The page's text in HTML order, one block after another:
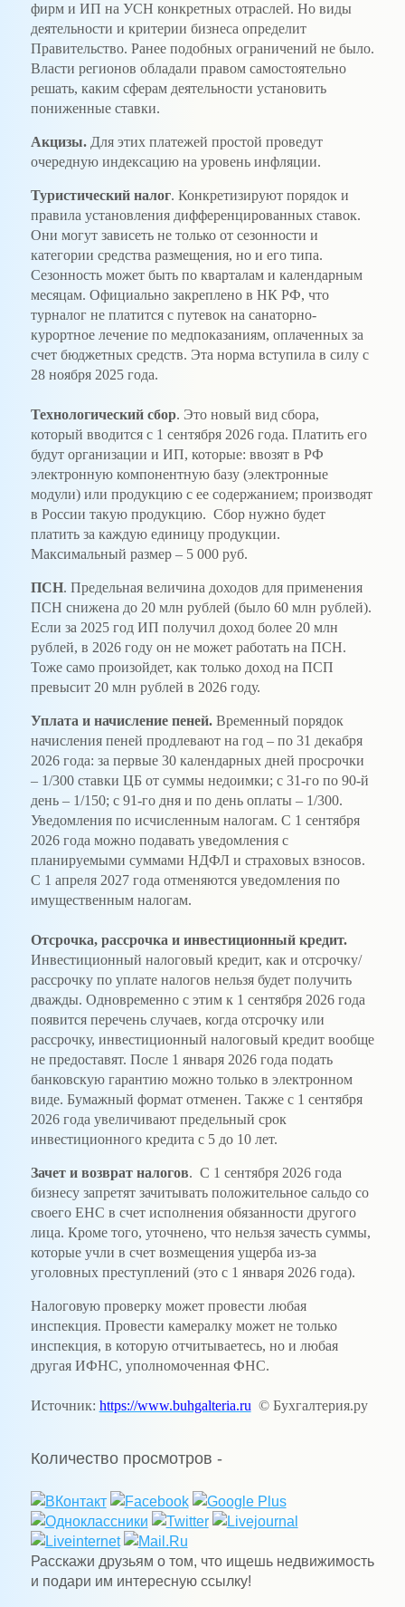
фирм и ИП на УСН конкретных отраслей. Но виды
деятельности и критерии бизнеса определит
Правительство. Ранее подобных ограничений не было.
Власти регионов обладали правом самостоятельно
решать, каким сферам деятельности установить
пониженные ставки.
Акцизы.Для этих платежей простой проведут
очередную индексацию на уровень инфляции.
Туристический налог. Конкретизируют порядок и
правила установления дифференцированных ставок.
Они могут зависеть не только от сезонности и
категории средства размещения, но и его типа.
Сезонность может быть по кварталам и календарным
месяцам. Официально закреплено в НК РФ, что
турналог не платится с путевок на санаторно-
курортное лечение по медпоказаниям, оплаченных за
счет бюджетных средств. Эта норма вступила в силу с
28 ноября 2025 года.
Технологический сбор. Это новый вид сбора,
который вводится с 1 сентября 2026 года. Платить его
будут организации и ИП, которые: ввозят в РФ
электронную компонентную базу (электронные
модули) или продукцию с ее содержанием; производят
в России такую продукцию. Сбор нужно будет
платить за каждую единицу продукции.
Максимальный размер – 5 000 руб.
ПСН. Предельная величина доходов для применения
ПСН снижена до 20 млн рублей (было 60 млн рублей).
Если за 2025 год ИП получил доход более 20 млн
рублей, в 2026 году он не может работать на ПСН.
Тоже само произойдет, как только доход на ПСП
превысит 20 млн рублей в 2026 году.
Уплата и начисление пеней. Временный порядок
начисления пеней продлевают на год – по 31 декабря
2026 года: за первые 30 календарных дней просрочки
– 1/300 ставки ЦБ от суммы недоимки; с 31-го по 90-й
день – 1/150; с 91-го дня и по день оплаты – 1/300.
Уведомления по исчисленным налогам. С 1 сентября
2026 года можно подавать уведомления с
планируемыми суммами НДФЛ и страховых взносов.
С 1 апреля 2027 года отменяются уведомления по
имущественным налогам.
Отсрочка, рассрочка и инвестиционный кредит.
Инвестиционный налоговый кредит, как и отсрочку/
рассрочку по уплате налогов нельзя будет получить
дважды. Одновременно с этим к 1 сентября 2026 года
появится перечень случаев, когда отсрочку или
рассрочку, инвестиционный налоговый кредит вообще
не предоставят. После 1 января 2026 года подать
банковскую гарантию можно только в электронном
виде. Бумажный формат отменен. Также с 1 сентября
2026 года увеличивают предельный срок
инвестиционного кредита с 5 до 10 лет.
Зачет и возврат налогов. С 1 сентября 2026 года
бизнесу запретят зачитывать положительное сальдо со
своего ЕНС в счет исполнения обязанности другого
лица. Кроме того, уточнено, что нельзя зачесть суммы,
которые учли в счет возмещения ущерба из-за
уголовных преступлений (это с 1 января 2026 года).
Налоговую проверку может провести любая
инспекция. Провести камералку может не только
инспекция, в которую отчитываетесь, но и любая
другая ИФНС, уполномоченная ФНС.
Источник: https://www.buhgalteria.ru © Бухгалтерия.ру
Количество просмотров -
Расскажи друзьям о том, что ищешь недвижимость
и подари им интересную ссылку!